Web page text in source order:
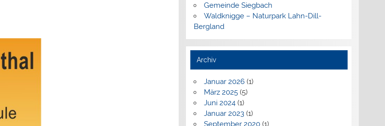
Gemeinde Siegbach
Waldknigge – Naturpark Lahn-Dill-
Bergland
Archiv
Januar 2026(1)
März 2025(5)
Juni 2024(1)
Januar 2023(1)
September 2020(1)